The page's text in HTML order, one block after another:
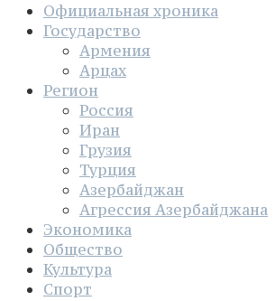
Официальная хроника
Государство
Армения
Арцах
Регион
Россия
Иран
Грузия
Турция
Азербайджан
Агрессия Азербайджана
Экономика
Общество
Культура
Спорт